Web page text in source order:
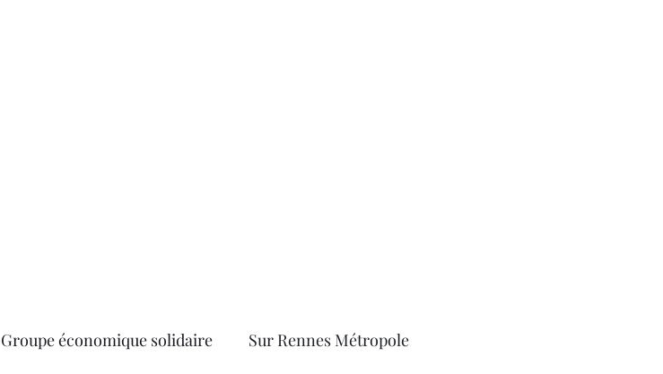
Groupe économique solidaire Sur Rennes Métropole